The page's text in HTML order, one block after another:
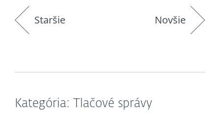
Staršie Novšie
Kategória: Tlačové správy